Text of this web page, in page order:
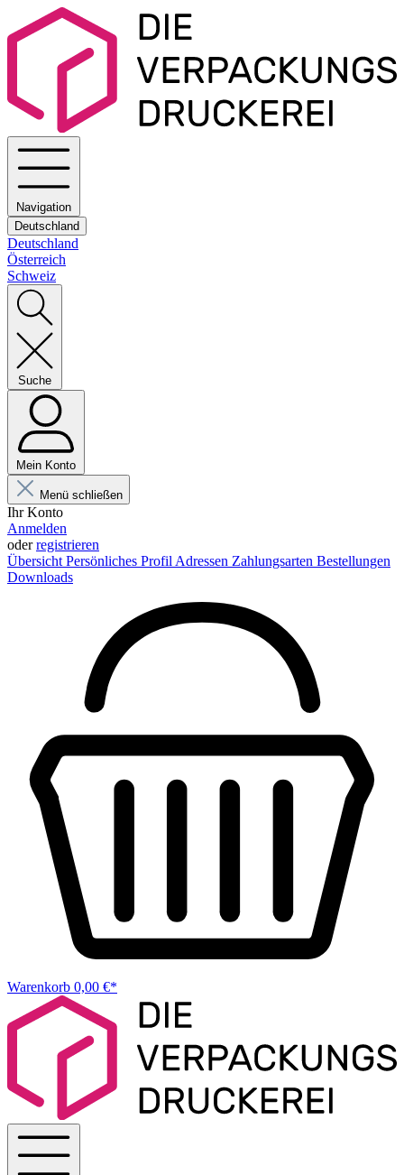
Navigation
Deutschland
Deutschland
Österreich
Schweiz
Suche
Mein Konto
Menü schließen
Ihr Konto
Anmelden
oderregistrieren
Übersicht Persönliches Profil Adressen Zahlungsarten Bestellungen
Downloads
Warenkorb 0,00 €*